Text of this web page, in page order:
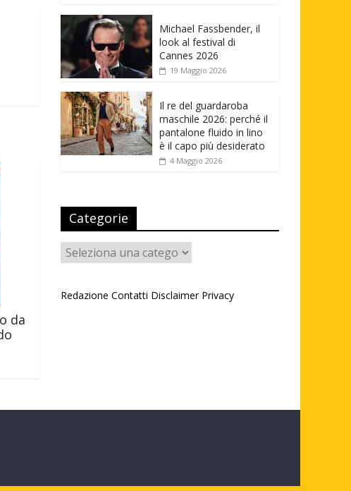
da
Michael Fassbender, il
look al festival di
Cannes 2026
19 Maggio 2026
Il re del guardaroba
maschile 2026: perché il
pantalone fluido in lino
è il capo più desiderato
4 Maggio 2026
Categorie
Categorie
Redazione Contatti Disclaimer Privacy